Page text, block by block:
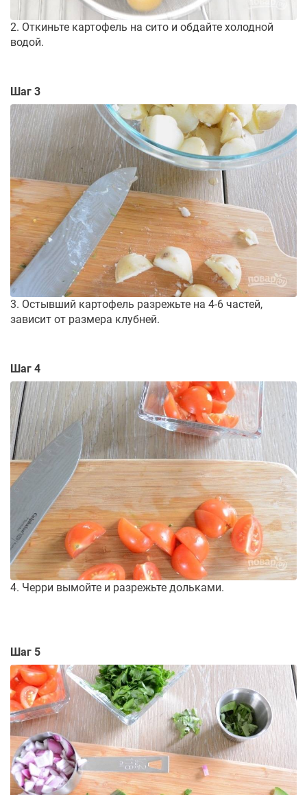
2. Откиньте картофель на сито и обдайте холодной
водой.
Шаг 3
3. Остывший картофель разрежьте на 4-6 частей,
зависит от размера клубней.
Шаг 4
4. Черри вымойте и разрежьте дольками.
Шаг 5